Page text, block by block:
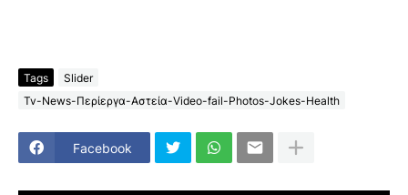
Tags
Slider
Tv-News-Περίεργα-Αστεία-Video-fail-Photos-Jokes-Health
Facebook